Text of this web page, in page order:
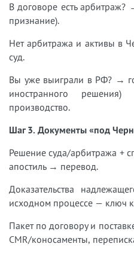
В договоре есть
признание).
Нет арбитража и активы в
суд.
Вы уже выиграли в РФ? →
иностранного
производство.
Шаг 3. Документы «под
Решение суда/арбитража +
апостиль → перевод.
Доказательства
исходном процессе — ключ
Пакет по договору и
CMR/коносаменты,